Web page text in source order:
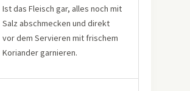
Ist das Fleisch gar, alles noch mit
Salz abschmecken und direkt
vor dem Servieren mit frischem
Koriander garnieren.